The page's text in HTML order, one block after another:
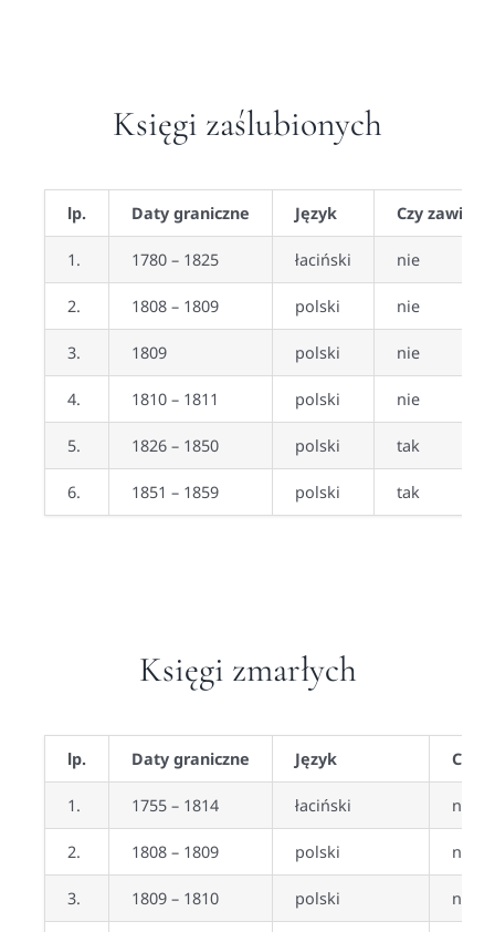
Księgi zaślubionych
lp. Daty graniczne Język Czy
1. 1780 – 1825 łaciński nie
2. 1808 – 1809 polski nie
3. 1809 polski nie
4. 1810 – 1811 polski nie
5. 1826 – 1850 polski tak
6. 1851 – 1859 polski tak
Księgi zmarłych
lp. Daty graniczne Język Czy
1. 1755 – 1814 łaciński nie
2. 1808 – 1809 polski nie
3. 1809 – 1810 polski nie